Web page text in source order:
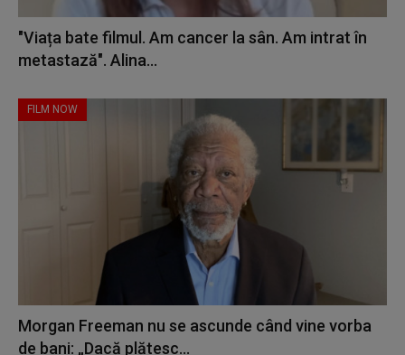
"Viața bate filmul. Am cancer la sân. Am intrat în
metastază". Alina...
FILM NOW
Morgan Freeman nu se ascunde când vine vorba
de bani: „Dacă plătesc...